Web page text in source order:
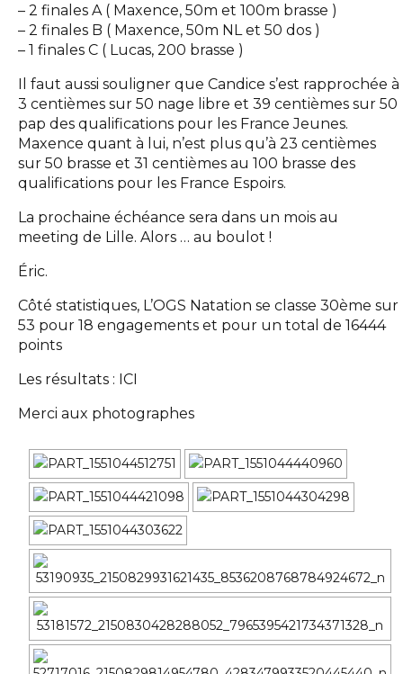
– 2 finales A ( Maxence, 50m et 100m brasse )
– 2 finales B ( Maxence, 50m NL et 50 dos )
– 1 finales C ( Lucas, 200 brasse )
Il faut aussi souligner que Candice s’est rapprochée à
3 centièmes sur 50 nage libre et 39 centièmes sur 50
pap des qualifications pour les France Jeunes.
Maxence quant à lui, n’est plus qu’à 23 centièmes
sur 50 brasse et 31 centièmes au 100 brasse des
qualifications pour les France Espoirs.
La prochaine échéance sera dans un mois au
meeting de Lille. Alors … au boulot !
Éric.
Côté statistiques, L’OGS Natation se classe 30ème sur
53 pour 18 engagements et pour un total de 16444
points
Les résultats : ICI
Merci aux photographes